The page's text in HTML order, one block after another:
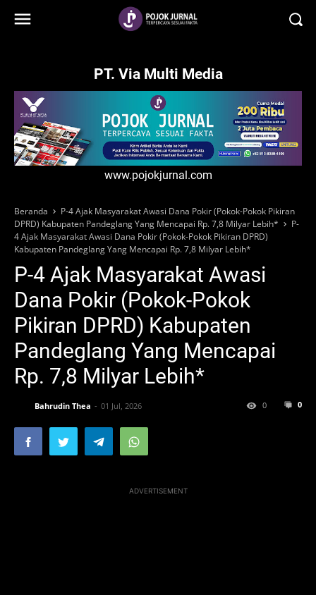
PT. Via Multi Media
www.pojokjurnal.com
Beranda
P-4 Ajak Masyarakat Awasi Dana Pokir (Pokok-Pokok Pikiran
DPRD) Kabupaten Pandeglang Yang Mencapai Rp. 7,8 Milyar Lebih*
P-
4 Ajak Masyarakat Awasi Dana Pokir (Pokok-Pokok Pikiran DPRD)
Kabupaten Pandeglang Yang Mencapai Rp. 7,8 Milyar Lebih*
P-4 Ajak Masyarakat Awasi
Dana Pokir (Pokok-Pokok
Pikiran DPRD) Kabupaten
Pandeglang Yang Mencapai
Rp. 7,8 Milyar Lebih*
Bahrudin Thea 01 Jul, 2026 0
0
ADVERTISEMENT